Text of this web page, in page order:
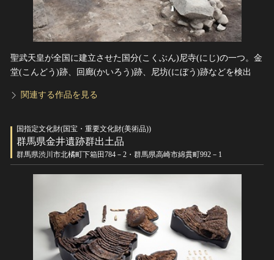
文化遺産データベース
国指定文化財等データベース
聖武天皇が全国に建立させた国分(こくぶん)尼寺(にじ)の一つ。金
堂(こんどう)跡、回廊(かいろう)跡、尼坊(にぼう)跡などを検出
関連する作品を見る
国指定文化財(国宝・重要文化財(美術品))
群馬県金井遺跡群出土品
群馬県渋川市北橘町下箱田784－2・群馬県高崎市綿貫町992－1